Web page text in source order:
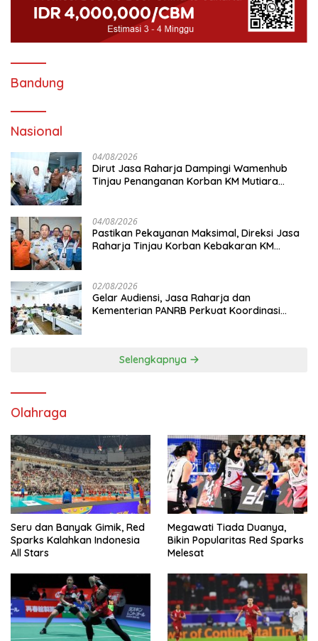
Bandung
Nasional
04/08/2026
Dirut Jasa Raharja Dampingi Wamenhub
Tinjau Penanganan Korban KM Mutiara
04/08/2026
Pastikan Pekayanan Maksimal, Direksi Jasa
Raharja Tinjau Korban Kebakaran KM
02/08/2026
Gelar Audiensi, Jasa Raharja dan
Kementerian PANRB Perkuat Koordinasi
Selengkapnya
Olahraga
Seru dan Banyak Gimik, Red
Sparks Kalahkan Indonesia
All Stars
Megawati Tiada Duanya,
Bikin Popularitas Red Sparks
Melesat